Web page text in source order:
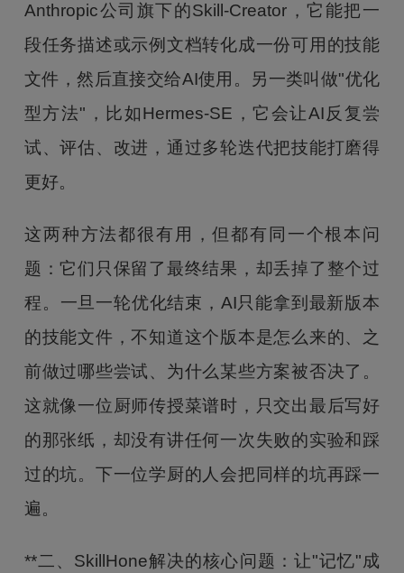
Anthropic公司旗下的Skill-Creator，它能把一
段任务描述或示例文档转化成一份可用的技能
文件，然后直接交给AI使用。另一类叫做"优化
型方法"，比如Hermes-SE，它会让AI反复尝
试、评估、改进，通过多轮迭代把技能打磨得
更好。
这两种方法都很有用，但都有同一个根本问
题：它们只保留了最终结果，却丢掉了整个过
程。一旦一轮优化结束，AI只能拿到最新版本
的技能文件，不知道这个版本是怎么来的、之
前做过哪些尝试、为什么某些方案被否决了。
这就像一位厨师传授菜谱时，只交出最后写好
的那张纸，却没有讲任何一次失败的实验和踩
过的坑。下一位学厨的人会把同样的坑再踩一
遍。
**二、SkillHone解决的核心问题：让"记忆"成